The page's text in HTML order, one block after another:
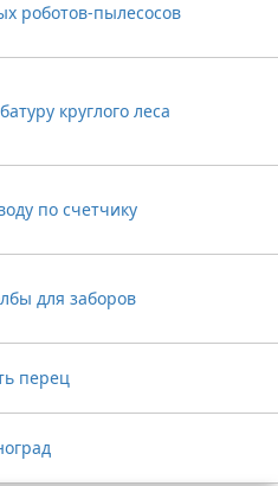
роботов-пылесосов
круглого леса
по счетчику
для заборов
перец